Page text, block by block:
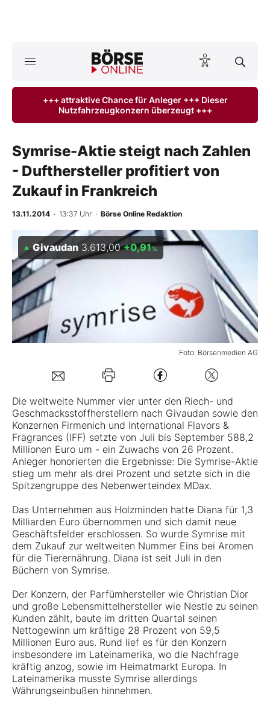
Anlageprodukte
Finanz-Check
Abo & Shop
Experten
Mein B:O
Mein Konto
Folgen Sie uns
+++ attraktive Chance für Anleger +++ Dieser
Nutzfahrzeugkonzern überzeugt +++
Symrise-Aktie steigt nach Zahlen
- Dufthersteller profitiert von
Zukauf in Frankreich
13.11.2014 · 13:37 Uhr · Börse Online Redaktion
Foto: Börsenmedien AG
Givaudan 3.613,00 +0,91%
Die weltweite Nummer vier unter den Riech- und
Geschmacksstoffherstellern nach Givaudan sowie den
Konzernen Firmenich und International Flavors &
Fragrances (IFF) setzte von Juli bis September 588,2
Millionen Euro um - ein Zuwachs von 26 Prozent.
Anleger honorierten die Ergebnisse: Die Symrise-Aktie
stieg um mehr als drei Prozent und setzte sich in die
Spitzengruppe des Nebenwerteindex MDax.
Das Unternehmen aus Holzminden hatte Diana für 1,3
Milliarden Euro übernommen und sich damit neue
Geschäftsfelder erschlossen. So wurde Symrise mit
dem Zukauf zur weltweiten Nummer Eins bei Aromen
für die Tierernährung. Diana ist seit Juli in den
Büchern von Symrise.
Der Konzern, der Parfümhersteller wie Christian Dior
und große Lebensmittelhersteller wie Nestle zu seinen
Kunden zählt, baute im dritten Quartal seinen
Nettogewinn um kräftige 28 Prozent von 59,5
Millionen Euro aus. Rund lief es für den Konzern
insbesondere im Lateinamerika, wo die Nachfrage
kräftig anzog, sowie im Heimatmarkt Europa. In
Lateinamerika musste Symrise allerdings
Währungseinbußen hinnehmen.